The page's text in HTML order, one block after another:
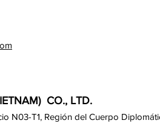
CO., LTD.
N03-T1, Región del Cuerpo